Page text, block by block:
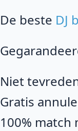
De beste DJ
Niet
Gratis
100% match